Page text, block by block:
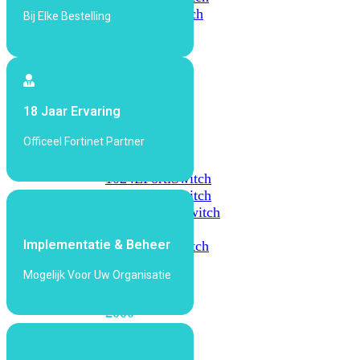
648F
FortiSwitch
1000
1024EFortiSwitch
FortiSwitch
FortiSwitch
FPOEFortiSwitch
2000
Bij Elke Bestelling
18 Jaar Ervaring
Officeel Fortinet Partner
Implementatie & Beheer
Mogelijk Voor Uw Organisatie